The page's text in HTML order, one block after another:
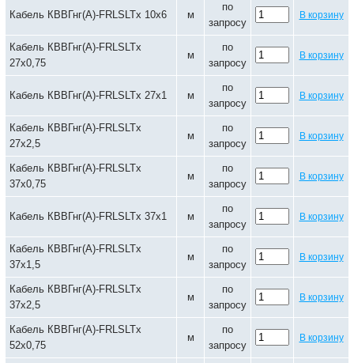
Кабель КВВГнг(А)-FRLSLTx 10х6 м
по
запросу
В корзину
Кабель КВВГнг(А)-FRLSLTx
27х0,75
м
по
запросу
В корзину
Кабель КВВГнг(А)-FRLSLTx 27х1 м
по
запросу
В корзину
Кабель КВВГнг(А)-FRLSLTx
27х2,5
м
по
запросу
В корзину
Кабель КВВГнг(А)-FRLSLTx
37х0,75
м
по
запросу
В корзину
Кабель КВВГнг(А)-FRLSLTx 37х1 м
по
запросу
В корзину
Кабель КВВГнг(А)-FRLSLTx
37х1,5
м
по
запросу
В корзину
Кабель КВВГнг(А)-FRLSLTx
37х2,5
м
по
запросу
В корзину
Кабель КВВГнг(А)-FRLSLTx
52х0,75
м
по
запросу
В корзину